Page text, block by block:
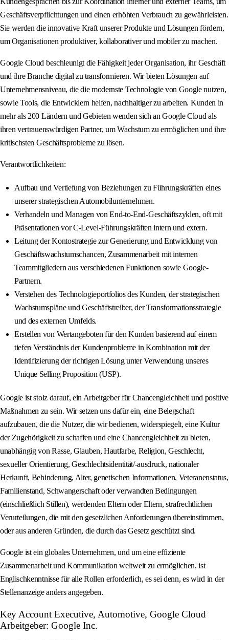
Geschäftsverpflichtungen und einen erhöhten Verbrauch zu gewährleisten.
Sie werden die innovative Kraft unserer Produkte und Lösungen fördern,
um Organisationen produktiver, kollaborativer und mobiler zu machen.
Google Cloud beschleunigt die Fähigkeit jeder Organisation, ihr Geschäft
und ihre Branche digital zu transformieren. Wir bieten Lösungen auf
Unternehmensniveau, die die modernste Technologie von Google nutzen,
sowie Tools, die Entwicklern helfen, nachhaltiger zu arbeiten. Kunden in
mehr als 200 Ländern und Gebieten wenden sich an Google Cloud als
ihren vertrauenswürdigen Partner, um Wachstum zu ermöglichen und ihre
kritischsten Geschäftsprobleme zu lösen.
Verantwortlichkeiten:
Aufbau und Vertiefung von Beziehungen zu Führungskräften eines
unserer strategischen Automobilunternehmen.
Verhandeln und Managen von End-to-End-Geschäftszyklen, oft mit
Präsentationen vor C-Level-Führungskräften intern und extern.
Leitung der Kontostrategie zur Generierung und Entwicklung von
Geschäftswachstumschancen, Zusammenarbeit mit internen
Teammitgliedern aus verschiedenen Funktionen sowie Google-
Partnern.
Verstehen des Technologieportfolios des Kunden, der strategischen
Wachstumspläne und Geschäftstreiber, der Transformationsstrategie
und des externen Umfelds.
Erstellen von Wertangeboten für den Kunden basierend auf einem
tiefen Verständnis der Kundenprobleme in Kombination mit der
Identifizierung der richtigen Lösung unter Verwendung unseres
Unique Selling Proposition (USP).
Google ist stolz darauf, ein Arbeitgeber für Chancengleichheit und positive
Maßnahmen zu sein. Wir setzen uns dafür ein, eine Belegschaft
aufzubauen, die die Nutzer, die wir bedienen, widerspiegelt, eine Kultur
der Zugehörigkeit zu schaffen und eine Chancengleichheit zu bieten,
unabhängig von Rasse, Glauben, Hautfarbe, Religion, Geschlecht,
sexueller Orientierung, Geschlechtsidentität/-ausdruck, nationaler
Herkunft, Behinderung, Alter, genetischen Informationen, Veteranenstatus,
Familienstand, Schwangerschaft oder verwandten Bedingungen
(einschließlich Stillen), werdenden Eltern oder Eltern, strafrechtlichen
Verurteilungen, die mit den gesetzlichen Anforderungen übereinstimmen,
oder aus anderen Gründen, die durch das Gesetz geschützt sind.
Google ist ein globales Unternehmen, und um eine effiziente
Zusammenarbeit und Kommunikation weltweit zu ermöglichen, ist
Englischkenntnisse für alle Rollen erforderlich, es sei denn, es wird in der
Stellenanzeige anders angegeben.
Key Account Executive, Automotive, Google Cloud
Arbeitgeber: Google Inc.